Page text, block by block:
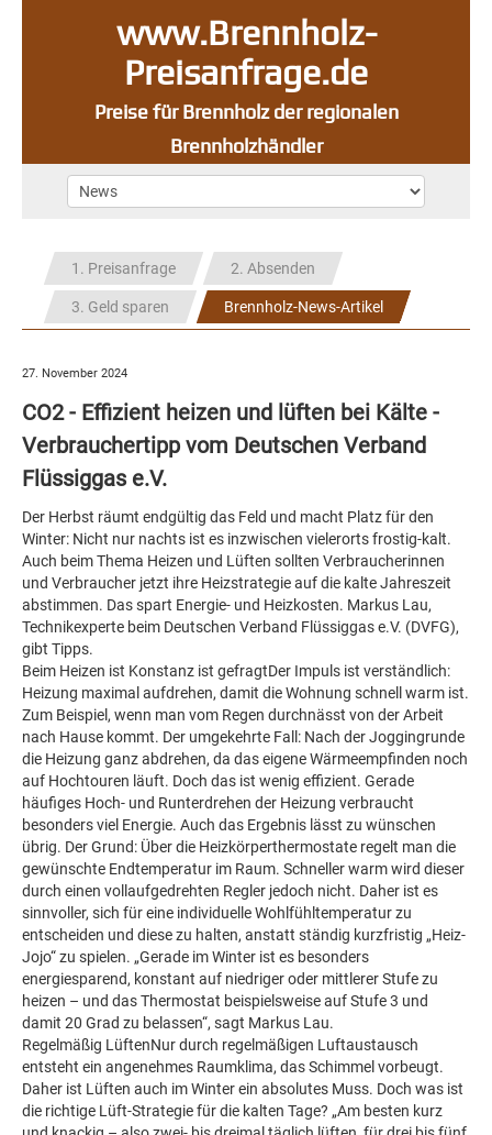
www.Brennholz-
Preisanfrage.de
Preise für Brennholz der regionalen
Brennholzhändler
1. Preisanfrage 2. Absenden
3. Geld sparen Brennholz-News-Artikel
27. November 2024
CO2 - Effizient heizen und lüften bei Kälte -
Verbrauchertipp vom Deutschen Verband
Flüssiggas e.V.
Der Herbst räumt endgültig das Feld und macht Platz für den
Winter: Nicht nur nachts ist es inzwischen vielerorts frostig-kalt.
Auch beim Thema Heizen und Lüften sollten Verbraucherinnen
und Verbraucher jetzt ihre Heizstrategie auf die kalte Jahreszeit
abstimmen. Das spart Energie- und Heizkosten. Markus Lau,
Technikexperte beim Deutschen Verband Flüssiggas e.V. (DVFG),
gibt Tipps.
Beim Heizen ist Konstanz ist gefragtDer Impuls ist verständlich:
Heizung maximal aufdrehen, damit die Wohnung schnell warm ist.
Zum Beispiel, wenn man vom Regen durchnässt von der Arbeit
nach Hause kommt. Der umgekehrte Fall: Nach der Joggingrunde
die Heizung ganz abdrehen, da das eigene Wärmeempfinden noch
auf Hochtouren läuft. Doch das ist wenig effizient. Gerade
häufiges Hoch- und Runterdrehen der Heizung verbraucht
besonders viel Energie. Auch das Ergebnis lässt zu wünschen
übrig. Der Grund: Über die Heizkörperthermostate regelt man die
gewünschte Endtemperatur im Raum. Schneller warm wird dieser
durch einen vollaufgedrehten Regler jedoch nicht. Daher ist es
sinnvoller, sich für eine individuelle Wohlfühltemperatur zu
entscheiden und diese zu halten, anstatt ständig kurzfristig „Heiz-
Jojo“ zu spielen. „Gerade im Winter ist es besonders
energiesparend, konstant auf niedriger oder mittlerer Stufe zu
heizen – und das Thermostat beispielsweise auf Stufe 3 und
damit 20 Grad zu belassen“, sagt Markus Lau.
Regelmäßig LüftenNur durch regelmäßigen Luftaustausch
entsteht ein angenehmes Raumklima, das Schimmel vorbeugt.
Daher ist Lüften auch im Winter ein absolutes Muss. Doch was ist
die richtige Lüft-Strategie für die kalten Tage? „Am besten kurz